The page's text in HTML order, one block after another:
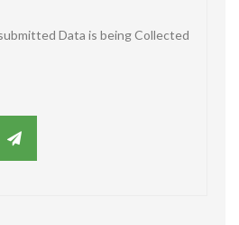
Data is being Collected